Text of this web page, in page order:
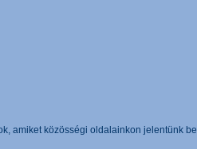
amiket közösségi oldalainkon jelentünk be.